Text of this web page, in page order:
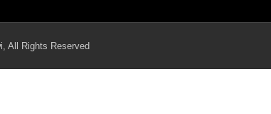
All Rights Reserved